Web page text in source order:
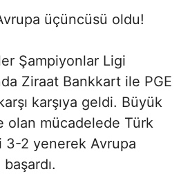
üçüncüsü oldu!
Şampiyonlar Ligi
Ziraat Bankkart ile PGE
karşıya geldi. Büyük
olan mücadelede Türk
3-2 yenerek Avrupa